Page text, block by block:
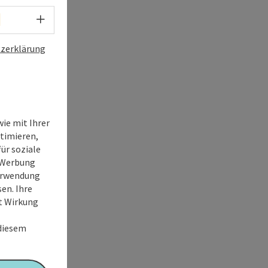
Sprachwahl - Menü öffnen
mit Ihrer
soziale
Ihre
Wirkung